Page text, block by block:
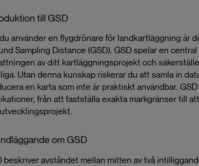
till GSD
använder en flygdrönare för landkartläggning är
Sampling Distance (GSD). GSD spelar en
av ditt kartläggningsprojekt och
Utan denna kunskap riskerar du att samla in
en karta som inte är praktiskt användbar.
från att fastställa exakta markgränser till
om GSD
beskriver avståndet mellan mitten av två